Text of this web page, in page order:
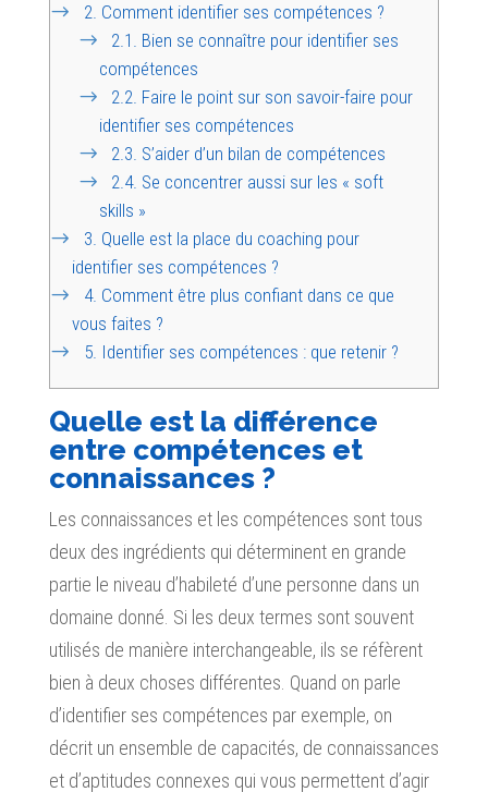
2. Comment identifier ses compétences ?
2.1. Bien se connaître pour identifier ses
compétences
2.2. Faire le point sur son savoir-faire pour
identifier ses compétences
2.3. S’aider d’un bilan de compétences
2.4. Se concentrer aussi sur les « soft
skills »
3. Quelle est la place du coaching pour
identifier ses compétences ?
4. Comment être plus confiant dans ce que
vous faites ?
5. Identifier ses compétences : que retenir ?
Quelle est la différence
entre compétences et
connaissances ?
Les connaissances et les compétences sont tous
deux des ingrédients qui déterminent en grande
partie le niveau d’habileté d’une personne dans un
domaine donné. Si les deux termes sont souvent
utilisés de manière interchangeable, ils se réfèrent
bien à deux choses différentes. Quand on parle
d’identifier ses compétences par exemple, on
décrit un ensemble de capacités, de connaissances
et d’aptitudes connexes qui vous permettent d’agir